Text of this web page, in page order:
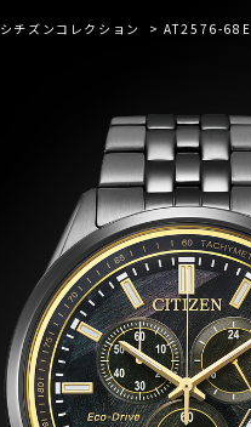
シチズンコレクション > AT2576-68E